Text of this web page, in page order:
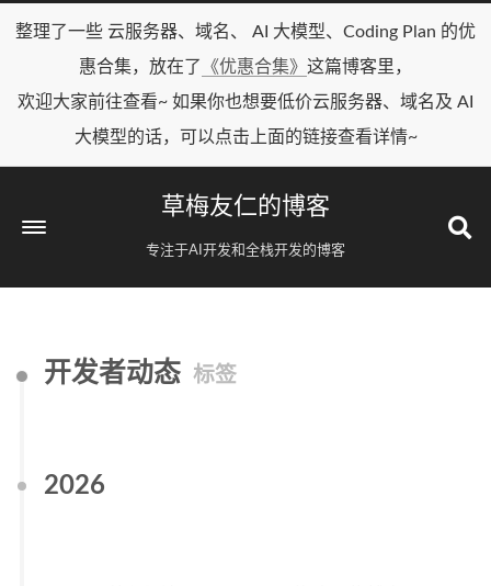
整理了一些 云服务器、域名、 AI 大模型、Coding Plan 的优
惠合集，放在了
《优惠合集》 这篇博客里，
欢迎大家前往查看~ 如果你也想要低价云服务器、域名及 AI
大模型的话，可以点击上面的链接查看详情~
草梅友仁的博客
专注于AI开发和全栈开发的博客
开发者动态 标签
2026